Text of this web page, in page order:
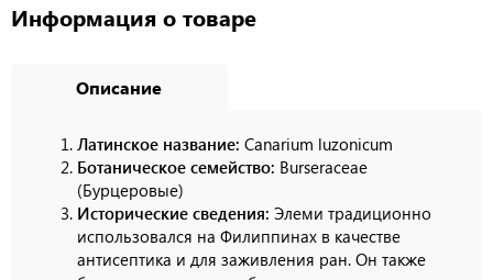
Информация о товаре
Описание
Латинское название: Canarium luzonicum
Ботаническое семейство: Burseraceae
(Бурцеровые)
Исторические сведения: Элеми традиционно
использовался на Филиппинах в качестве
антисептика и для заживления ран. Он также